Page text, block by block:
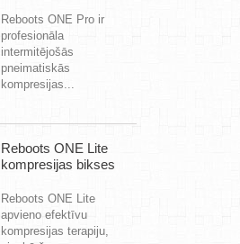
Reboots ONE Pro ir
profesionāla
intermitējošās
pneimatiskās
kompresijas...
Reboots ONE Lite
kompresijas bikses
Reboots ONE Lite
apvieno efektīvu
kompresijas terapiju,